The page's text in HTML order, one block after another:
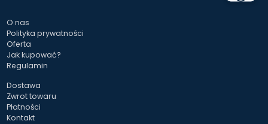
O nas
Polityka prywatności
Oferta
Jak kupować?
Regulamin
Dostawa
Zwrot towaru
Płatności
Kontakt